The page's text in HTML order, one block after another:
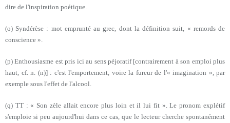
dire de l'inspiration poétique.
(o) Syndérèse : mot emprunté au grec, dont la définition suit, « remords de
conscience ».
(p) Enthousiasme est pris ici au sens péjoratif [contrairement à son emploi plus
haut, cf. n. (n)] : c'est l'emportement, voire la fureur de l'« imagination », par
exemple sous l'effet de l'alcool.
(q) TT : « Son zèle allait encore plus loin et il lui fit ». Le pronom explétif
s'emploie si peu aujourd'hui dans ce cas, que le lecteur cherche spontanément